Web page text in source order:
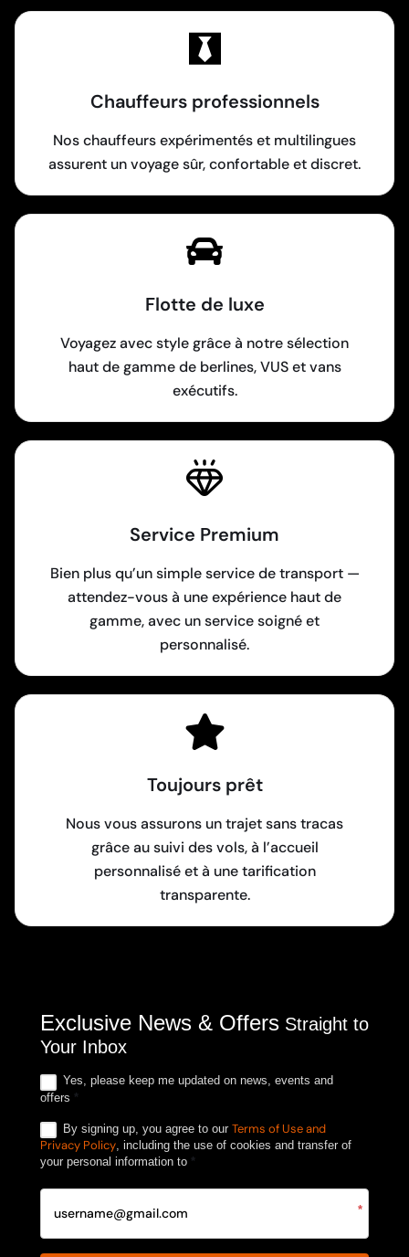
Chauffeurs professionnels
Nos chauffeurs expérimentés et multilingues
assurent un voyage sûr, confortable et discret.
Flotte de luxe
Voyagez avec style grâce à notre sélection
haut de gamme de berlines, VUS et vans
exécutifs.
Service Premium
Bien plus qu’un simple service de transport —
attendez-vous à une expérience haut de
gamme, avec un service soigné et
personnalisé.
Toujours prêt
Nous vous assurons un trajet sans tracas
grâce au suivi des vols, à l’accueil
personnalisé et à une tarification
transparente.
Exclusive News & Offers Straight to
Your Inbox
Yes, please keep me updated on news, events and
offers *
By signing up, you agree to ourTerms of Use and
Privacy Policy, including the use of cookies and transfer of
your personal information to *
*